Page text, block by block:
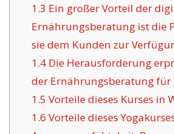
1.3 Ein großer Vorteil der
Ernährungsberatung ist die
sie dem Kunden zur
1.4Die Herausforderung
der Ernährungsberatung für
1.5 Vorteile dieses Kurses in
1.6 Vorteile dieses